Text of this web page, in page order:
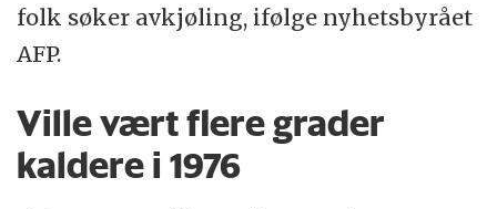
folk søker avkjøling, ifølge nyhetsbyrået
AFP.
Ville vært flere grader
kaldere i 1976